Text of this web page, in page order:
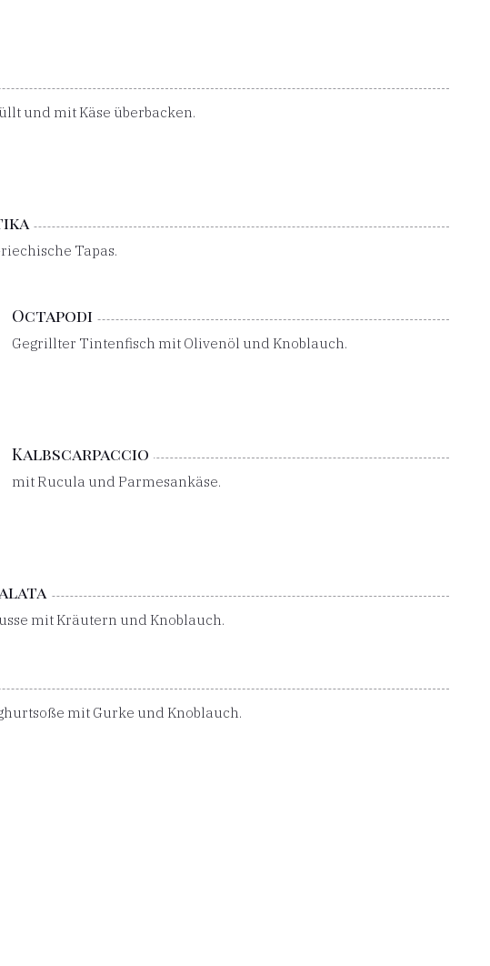
und mit Käse überbacken.
Tapas.
Octapodi
Gegrillter Tintenfisch mit Olivenöl und Knoblauch.
Kalbscarpaccio
mit Rucula und Parmesankäse.
mit Kräutern und Knoblauch.
mit Gurke und Knoblauch.